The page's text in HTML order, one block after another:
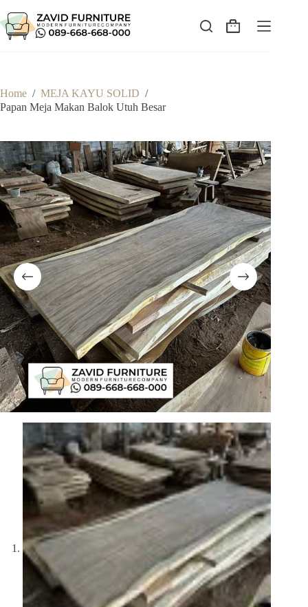
to
content
Shopping
Home / MEJA KAYU SOLID /
Papan Meja Makan Balok Utuh Besar